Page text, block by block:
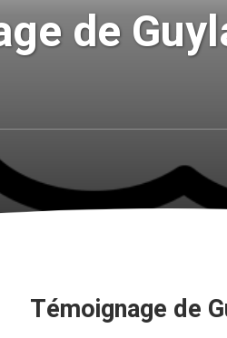
de
Témoignage de